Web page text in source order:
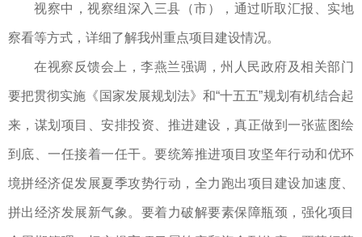
视察中，视察组深入三县（市），通过听取汇报、实地
察看等方式，详细了解我州重点项目建设情况。
在视察反馈会上，李燕兰强调，州人民政府及相关部门
要把贯彻实施《国家发展规划法》和“十五五”规划有机结合起
来，谋划项目、安排投资、推进建设，真正做到一张蓝图绘
到底、一任接着一任干。要统筹推进项目攻坚年行动和优环
境拼经济促发展夏季攻势行动，全力跑出项目建设加速度、
拼出经济发展新气象。要着力破解要素保障瓶颈，强化项目